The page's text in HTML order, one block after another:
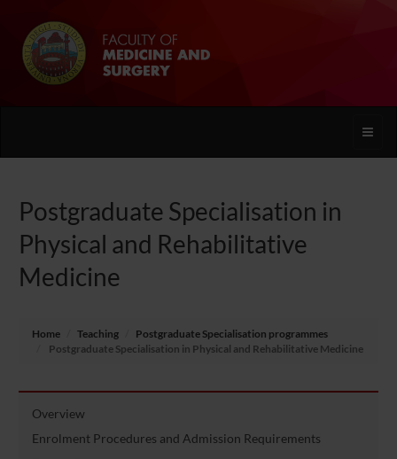
Toggle
Postgraduate Specialisation in
Physical and Rehabilitative
Medicine
Home Teaching
Postgraduate Specialisation programmes
Postgraduate Specialisation in Physical and Rehabilitative Medicine
Overview
Enrolment Procedures and Admission Requirements